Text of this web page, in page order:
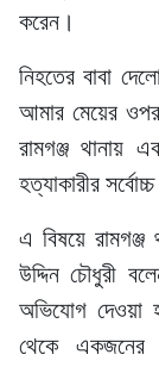
করেন।
নিহতের বাবা
আমার মেয়ের
রামগঞ্জ থানায়
হত্যাকারীর
এ বিষয়ে
উদ্দিন চৌধুরী
অভিযোগ দেওয়া
থেকে একজনের